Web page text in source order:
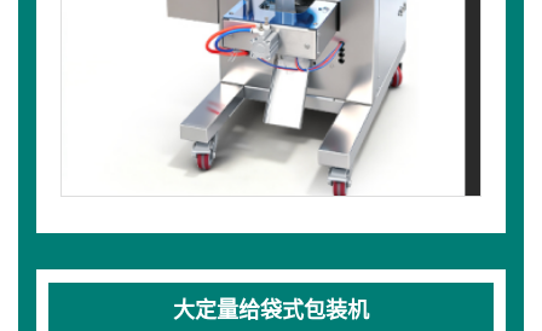
大定量给袋式包装机